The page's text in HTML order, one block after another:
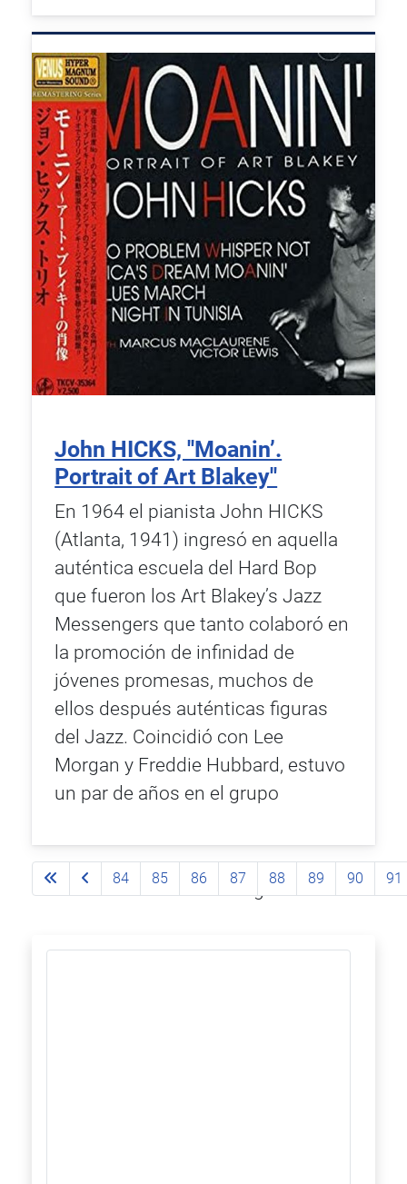
John HICKS, ''Moanin’.
Portrait of Art Blakey''
En 1964 el pianista John HICKS
(Atlanta, 1941) ingresó en aquella
auténtica escuela del Hard Bop
que fueron los Art Blakey’s Jazz
Messengers que tanto colaboró en
la promoción de infinidad de
jóvenes promesas, muchos de
ellos después auténticas figuras
del Jazz. Coincidió con Lee
Morgan y Freddie Hubbard, estuvo
un par de años en el grupo
Página 92 de 93
84 85 86 87 88 89 90 91